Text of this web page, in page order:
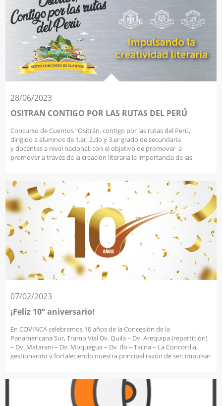
todos nuestros usuarios tomar las precauciones durante estos días,
y seguir las indicaciones del personal desplegado en la zona. Jefatura
de Conservación Vial
28/06/2023
OSITRAN CONTIGO POR LAS RUTAS DEL PERÚ
Concurso de Cuentos “Ositrán, contigo por las rutas del Perú,
dirigido a alumnos de 1.er, 2.do y 3.er grado de secundaria
y docentes a nivel nacional; con el objetivo de promover a
promover a través de la creación literaria la importancia de las
Twitter
https://twitter.com/ositranperu/status/1672287640568070144
Instagram https://www.instagram.com/reel/Ct2Qg-ApgGd/ Bases
del concurso:
07/02/2023
¡Feliz 10° aniversario!
En COVINCA celebramos 10 años de la Concesión de la
Panamericana Sur, Tramo Vial Dv. Quila – Dv. Arequipa (repartición)
– Dv. Matarani – Dv. Moquegua – Dv. Ilo – Tacna – La Concordia,
gestionando y fortaleciendo nuestra principal razón de ser: impulsar
a cada uno de los integrantes de nuestro equipo humano, quienes
personifican los valores de COVINCA, y gracias a su dedicación y
compromiso con la organización, nos permiten mejorar y crecer.